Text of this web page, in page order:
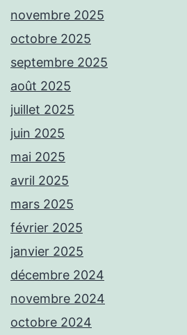
novembre 2025
octobre 2025
septembre 2025
août 2025
juillet 2025
juin 2025
mai 2025
avril 2025
mars 2025
février 2025
janvier 2025
décembre 2024
novembre 2024
octobre 2024